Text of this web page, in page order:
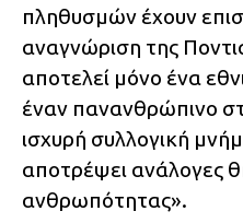
πληθυσμών έχουν
αναγνώριση της
αποτελεί μόνο ένα
έναν πανανθρώπινο
ισχυρή συλλογική
αποτρέψει ανάλογες
ανθρωπότητας».